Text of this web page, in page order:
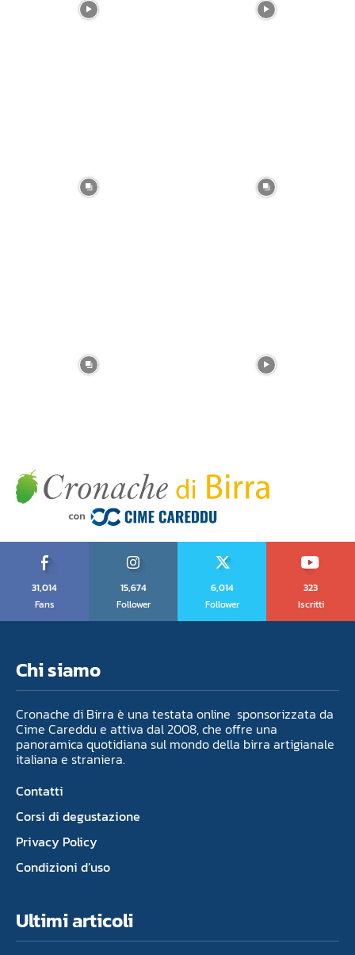
31,014
Fans
15,674
Follower
6,014
Follower
323
Iscritti
Chi siamo
Cronache di Birra è una testata online sponsorizzata da
Cime Careddu e attiva dal 2008, che offre una
panoramica quotidiana sul mondo della birra artigianale
italiana e straniera.
Contatti
Corsi di degustazione
Privacy Policy
Condizioni d’uso
Ultimi articoli